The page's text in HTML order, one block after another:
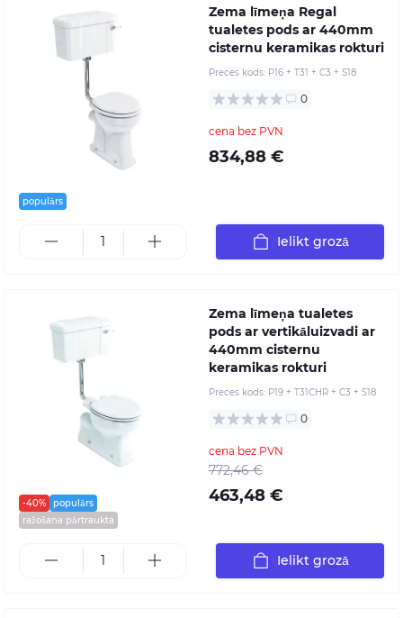
populārs
Zema līmeņa Regal
tualetes pods ar 440mm
cisternu keramikas rokturi
Preces kods: P16 + T31 + C3 + S18
0
cena bez PVN
834,88 €
Ielikt grozā
-40%
populārs
ražošana pārtraukta
Zema līmeņa tualetes
pods ar vertikāluizvadi ar
440mm cisternu
keramikas rokturi
Preces kods: P19 + T31CHR + C3 + S18
0
cena bez PVN
772,46 €
463,48 €
Ielikt grozā